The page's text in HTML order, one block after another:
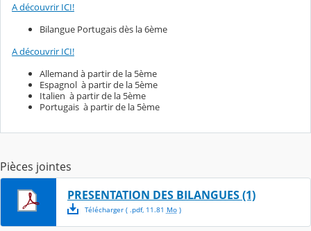
A découvrir ICI!
Bilangue Portugais dès la 6ème
A découvrir ICI!
Allemand à partir de la 5ème
Espagnol à partir de la 5ème
Italien à partir de la 5ème
Portugais à partir de la 5ème
Pièces jointes
PRESENTATION DES BILANGUES (1)
Télécharger( .pdf, 11.81 Mo)